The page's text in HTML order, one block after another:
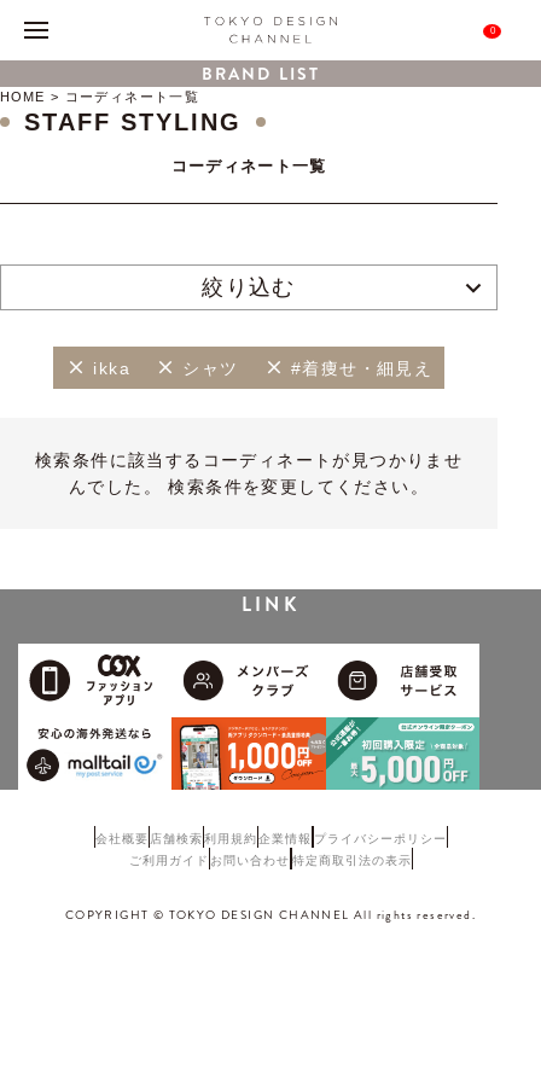
0
BRAND LIST
HOME コーディネート一覧
STAFF STYLING
コーディネート一覧
絞り込む
ikka シャツ #着痩せ・細見え
検索条件に該当するコーディネートが見つかりませ
んでした。 検索条件を変更してください。
LINK
会社概要 店舗検索利用規約企業情報 プライバシーポリシー
ご利用ガイド お問い合わせ 特定商取引法の表示
COPYRIGHT © TOKYO DESIGN CHANNEL All rights reserved.